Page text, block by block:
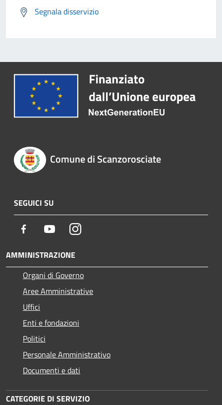
Segnala disservizio
Comune di Scanzorosciate
SEGUICI SU
Facebook YoutubeInstagram
AMMINISTRAZIONE
Organi di Governo
Aree Amministrative
Uffici
Enti e fondazioni
Politici
Personale Amministrativo
Documenti e dati
CATEGORIE DI SERVIZIO